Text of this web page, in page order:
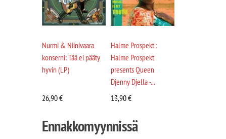
Nurmi & Niinivaara
konserni: Tää ei pääty
hyvin (LP)
26,90€
Halme Prospekt :
Halme Prospekt
presents Queen
Djenny Djella -...
13,90€
Ennakkomyynnissä